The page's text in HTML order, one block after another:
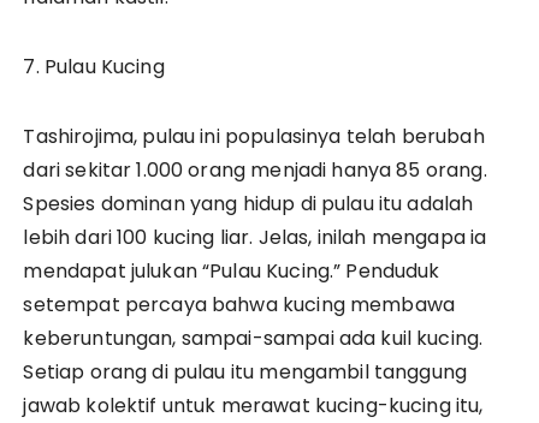
7. Pulau Kucing
Tashirojima, pulau ini populasinya telah berubah
dari sekitar 1.000 orang menjadi hanya 85 orang.
Spesies dominan yang hidup di pulau itu adalah
lebih dari 100 kucing liar. Jelas, inilah mengapa ia
mendapat julukan “Pulau Kucing.” Penduduk
setempat percaya bahwa kucing membawa
keberuntungan, sampai-sampai ada kuil kucing.
Setiap orang di pulau itu mengambil tanggung
jawab kolektif untuk merawat kucing-kucing itu,